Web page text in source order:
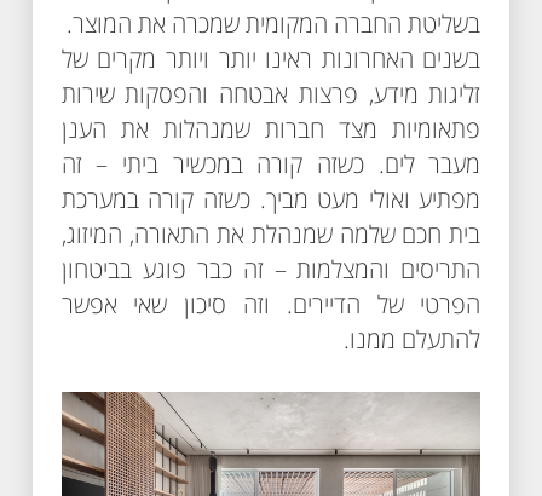
בשליטת החברה המקומית שמכרה את המוצר.
בשנים האחרונות ראינו יותר ויותר מקרים של
זליגות מידע, פרצות אבטחה והפסקות שירות
פתאומיות מצד חברות שמנהלות את הענן
מעבר לים. כשזה קורה במכשיר ביתי – זה
מפתיע ואולי מעט מביך. כשזה קורה במערכת
בית חכם שלמה שמנהלת את התאורה, המיזוג,
התריסים והמצלמות – זה כבר פוגע בביטחון
הפרטי של הדיירים. וזה סיכון שאי אפשר
להתעלם ממנו.